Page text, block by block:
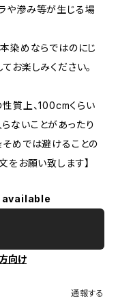
や滲み等が生じる場
染めならではのにじ
お楽しみください。
質上、100cmくらい
ないことがあったり
めでは避けることの
をお願い致します】
向け
通報する